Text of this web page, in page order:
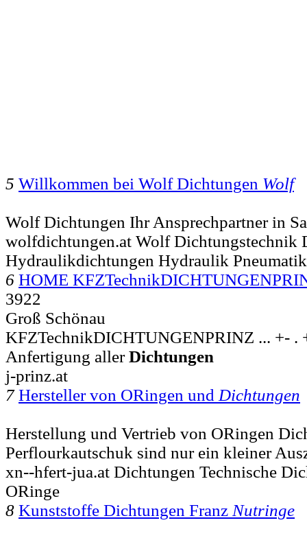
5 Willkommen bei Wolf Dichtungen Wolf
Wolf Dichtungen Ihr Ansprechpartner in
wolfdichtungen.at Wolf Dichtungstechnik
Hydraulikdichtungen Hydraulik
6 HOME
3922
Groß Schönau
KFZTechnikDICHTUNGENPRINZ ... +- .
Anfertigung allerDichtungen
j-prinz.at
7 Hersteller von ORingen und Dichtungen
Herstellung und Vertrieb von ORingen
Perflourkautschuk sind nur ein kleiner
xn--hfert-jua.at Dichtungen Technische
ORinge
8 Kunststoffe Dichtungen Franz Nutringe